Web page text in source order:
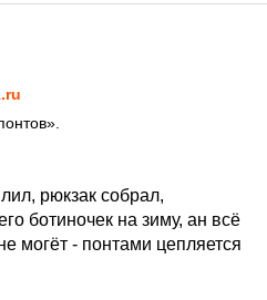
рюкзак собрал,
ботиночек на зиму, ан всё
могёт - понтами цепляется